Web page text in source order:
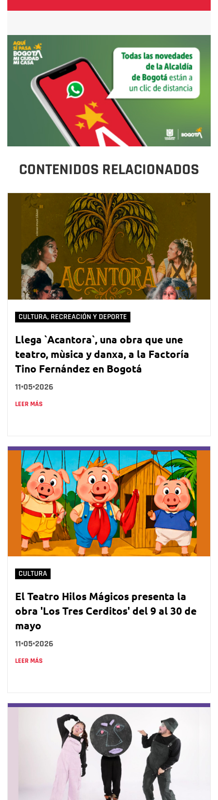
CONTENIDOS RELACIONADOS
CULTURA, RECREACIÓN Y DEPORTE
Llega `Acantora`, una obra que une
teatro, mùsica y danxa, a la Factoría
Tino Fernández en Bogotá
11•05•2026
LEER MÁS
CULTURA
El Teatro Hilos Mágicos presenta la
obra 'Los Tres Cerditos' del 9 al 30 de
mayo
11•05•2026
LEER MÁS